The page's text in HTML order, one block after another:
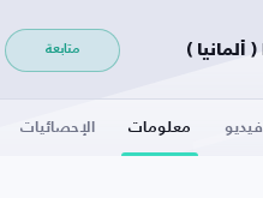
متابعة
فيديو معلومات الإحصائيات